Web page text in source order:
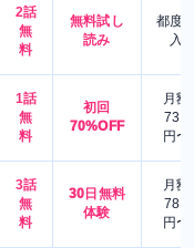
2話
無
料
無料試し
読み
都度
入
1話
無
料
初回
70%OFF
月額
730
円〜
3話
無
料
30日無料
体験
月額
780
円〜